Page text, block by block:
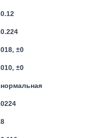
0.12
0.224
018, ±0
010, ±0
нормальная
0224
8